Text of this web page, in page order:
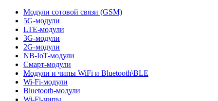
Модули сотовой связи (GSM)
5G-модули
LTE-модули
3G-модули
2G-модули
NB-IoT-модули
Смарт-модули
Модули и чипы WiFi и Bluetooth\BLE
Wi-Fi-модули
Bluetooth-модули
Wi-Fi-чипы